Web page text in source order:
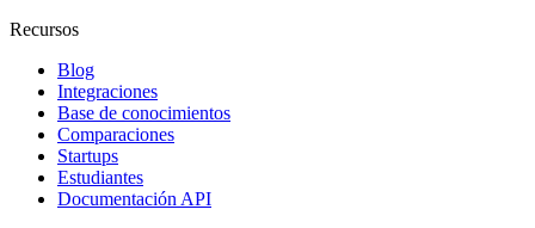
Recursos
Blog
Integraciones
Base de conocimientos
Comparaciones
Startups
Estudiantes
Documentación API